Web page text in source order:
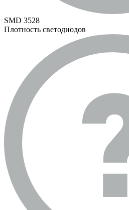
SMD 3528
Плотность светодиодов